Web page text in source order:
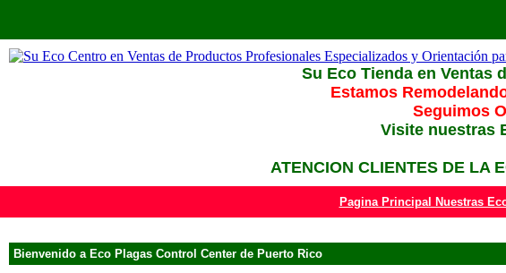
Su Eco Tienda en Ventas
Estamos
Seguimos
Visite nuestras
ATENCION CLIENTES DE LA
Pagina Principal Nuestras
Bienvenido a Eco Plagas Control Center de Puerto Rico